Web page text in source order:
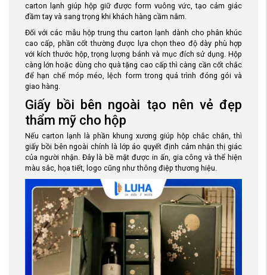
carton lạnh giúp hộp giữ được form vuông vức, tạo cảm giác
đầm tay và sang trọng khi khách hàng cầm nắm.
Đối với các mẫu hộp trung thu carton lạnh dành cho phân khúc
cao cấp, phần cốt thường được lựa chọn theo độ dày phù hợp
với kích thước hộp, trọng lượng bánh và mục đích sử dụng. Hộp
càng lớn hoặc dùng cho quà tặng cao cấp thì càng cần cốt chắc
để hạn chế móp méo, lệch form trong quá trình đóng gói và
giao hàng.
Giấy bồi bên ngoài tạo nên vẻ đẹp
thẩm mỹ cho hộp
Nếu carton lạnh là phần khung xương giúp hộp chắc chắn, thì
giấy bồi bên ngoài chính là lớp áo quyết định cảm nhận thị giác
của người nhận. Đây là bề mặt được in ấn, gia công và thể hiện
màu sắc, họa tiết, logo cũng như thông điệp thương hiệu.